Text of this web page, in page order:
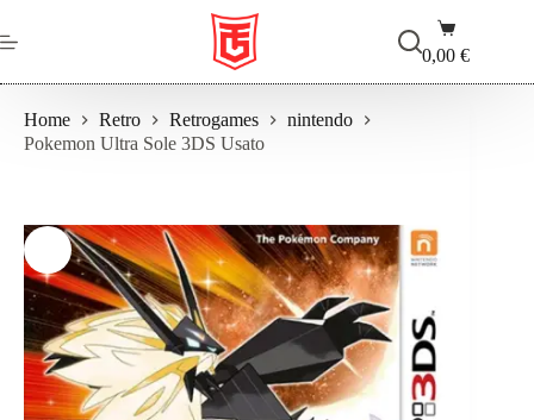
al
contenuto
Carrello
0,00€
Home Retro Retrogames
nintendo
Pokemon Ultra Sole 3DS Usato